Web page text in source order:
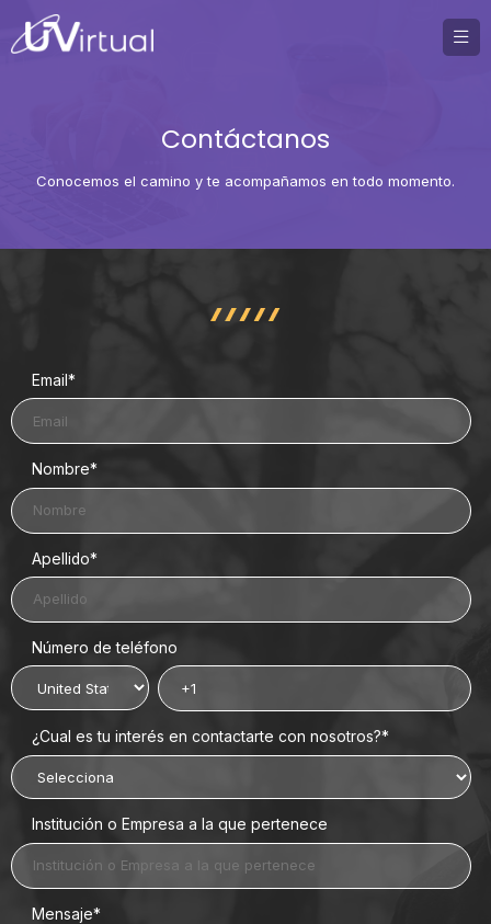
Contáctanos
Conocemos el camino y te acompañamos en todo momento.
Email*
Nombre*
Apellido*
Número de teléfono
¿Cual es tu interés en contactarte con nosotros?*
Institución o Empresa a la que pertenece
Mensaje*